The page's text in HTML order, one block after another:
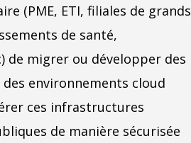
(PME, ETI, filiales de grands
de santé,
de migrer ou développer des
environnements cloud
ces infrastructures
de manière sécurisée